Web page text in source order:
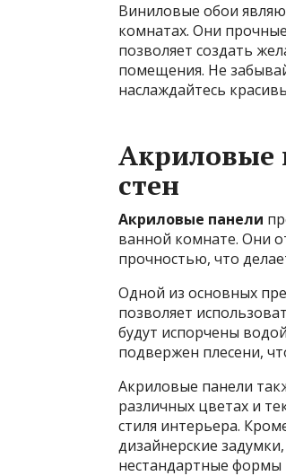
Виниловые обои
комнатах. Они
позволяет создать
помещения. Не
наслаждайтесь
Акриловые
стен
Акриловые панели
ванной комнате. Они
прочностью, что
Одной из основных
позволяет
будут испорчены
подвержен плесени,
Акриловые панели
различных цветах и
стиля интерьера.
дизайнерские
нестандартные формы